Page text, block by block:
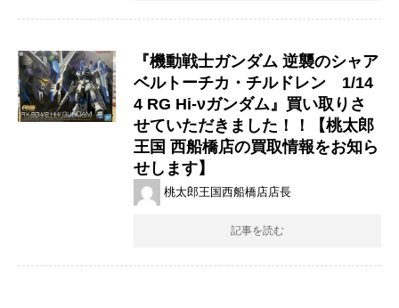
『機動戦士ガンダム ​逆襲のシャア
​ベルトーチカ・チルドレン 1/14
4 ​RG ​Hi-νガンダム』買い取りさ
せていただきました！！【桃太郎
王国 西船橋店の買取情報をお知ら
せします】
桃太郎王国西船橋店店長
記事を読む